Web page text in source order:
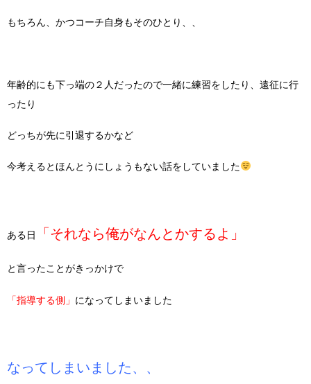
もちろん、かつコーチ自身もそのひとり、、
年齢的にも下っ端の２人だったので一緒に練習をしたり、遠征に行
ったり
どっちが先に引退するかなど
今考えるとほんとうにしょうもない話をしていました
ある日 「それなら俺がなんとかするよ」
と言ったことがきっかけで
「指導する側」 になってしまいました
なってしまいました、、